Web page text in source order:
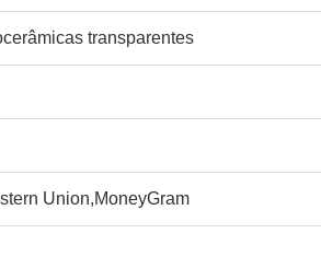
transparentes
Union,MoneyGram